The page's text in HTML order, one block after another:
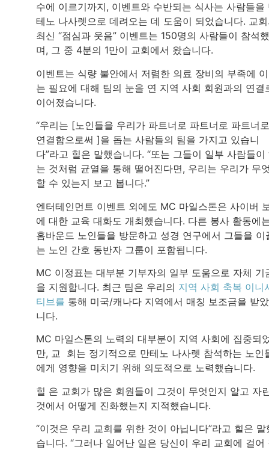
수에 이르기까지, 이벤트와 수반되는 식사는 사람들을
테노 나사렛으로 데려오는 데 도움이 되었습니다. 교
최신 “점심과 웃음” 이벤트는 150명의 사람들이 참석
며, 그 중 4분의 1만이 교회에서 왔습니다.
이벤트는 식량 불안에서 저렴한 의료 장비의 부족에
는 필요에 대해 팀의 눈을 연 지역 사회 회원과의 연결
이어졌습니다.
“우리는 [노인들을 우리가 파트너로 파트너로 파트너로
연결함으로써 ]을 돕는 사람들의 팀을 가지고 있습니
다”라고 힐은 말했습니다. “또는 그들이 일부 사람들이
는 것처럼 균열을 통해 떨어진다면, 우리는 우리가 무
할 수 있는지 보고 봅니다.”
엔터테인먼트 이벤트 외에도 MC 마일스톤은 사이버
에 대한 교육 대화도 개최했습니다. 다른 봉사 활동에
홈바운드 노인들을 방문하고 성경 연구에서 그들을 이
는 노인 간호 동반자 그룹이 포함됩니다.
MC 이정표는 대부분 기부자의 일부 도움으로 자체 기
을 지원합니다. 최근 팀은 우리의 지역 사회 축복 이니
티브를 통해 미국/캐나다 지역에서 매칭 보조금을 받
니다.
MC 마일스톤의 노력의 대부분이 지역 사회에 집중되
만, 교 회는 정기적으로 만테노 나사렛 참석하는 노인
에게 영향을 미치기 위해 의도적으로 노력했습니다.
힐 은 교회가 많은 회원들이 그것이 무엇인지 알고 자
것에서 어떻게 진화했는지 지적했습니다.
“이것은 우리 교회를 위한 것이 아닙니다”라고 힐은 말
습니다. “그러나 일어난 일은 당신이 우리 교회에 걸어